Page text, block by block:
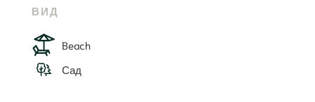
ВИД
Beach
Сад